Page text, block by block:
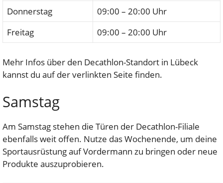
Donnerstag
09:00 – 20:00 Uhr
Freitag
09:00 – 20:00 Uhr
Mehr Infos über den Decathlon-Standort in Lübeck
kannst du auf der verlinkten Seite finden.
Samstag
Am Samstag stehen die Türen der Decathlon-Filiale
ebenfalls weit offen. Nutze das Wochenende, um deine
Sportausrüstung auf Vordermann zu bringen oder neue
Produkte auszuprobieren.